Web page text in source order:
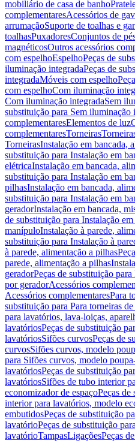
mobiliário de casa de banho
complementaresAcessórios de
arrumaçãoSuporte de toalhas e
toalhasPuxadoresConjuntos de
magnéticosOutros acessórios
com espelhoEspelhoPeças de
iluminação integradaPeças de
integradaMóveis com espelho
com espelhoCom iluminação
Com iluminação integradaSem
substituição para Sem iluminação
complementaresElementos de luz
complementaresTorneiras
TorneirasInstalação em bancada,
substituição para Instalação em
elétricaInstalação em bancada,
substituição para Instalação em
pilhasInstalação em bancada,
substituição para Instalação em
geradorInstalação em bancada,
de substituição para Instalação
manípuloInstalação à parede,
substituição para Instalação à
à parede, alimentação a pilhas
parede, alimentação a pilhas
geradorPeças de substituição
por geradorAcessórios
Acessórios complementaresPara
substituição para Para torneiras
para lavatórios, lava-loiças,
lavatóriosPeças de substituição
lavatóriosSifões curvosPeças de
curvosSifões curvos, modelo
para Sifões curvos, modelo
lavatóriosPeças de substituição
lavatóriosSifões de tubo interior
economizador de espaçoPeças de
interior para lavatórios, modelo
embutidosPeças de substituição
lavatórioPeças de substituição
lavatórioTampasLigaçõesPeças